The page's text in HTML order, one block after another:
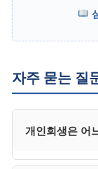
자주 묻는 질
개인회생은 어